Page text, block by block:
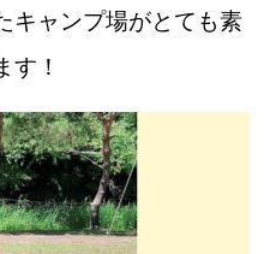
利用規約
シー
キャンプ場がとても素
す！